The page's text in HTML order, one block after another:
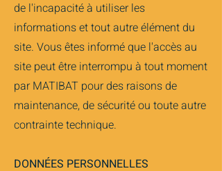
de l'incapacité à utiliser les
informations et tout autre élément du
site. Vous êtes informé que l'accès au
site peut être interrompu à tout moment
par MATIBAT pour des raisons de
maintenance, de sécurité ou toute autre
contrainte technique.
DONNÉES PERSONNELLES